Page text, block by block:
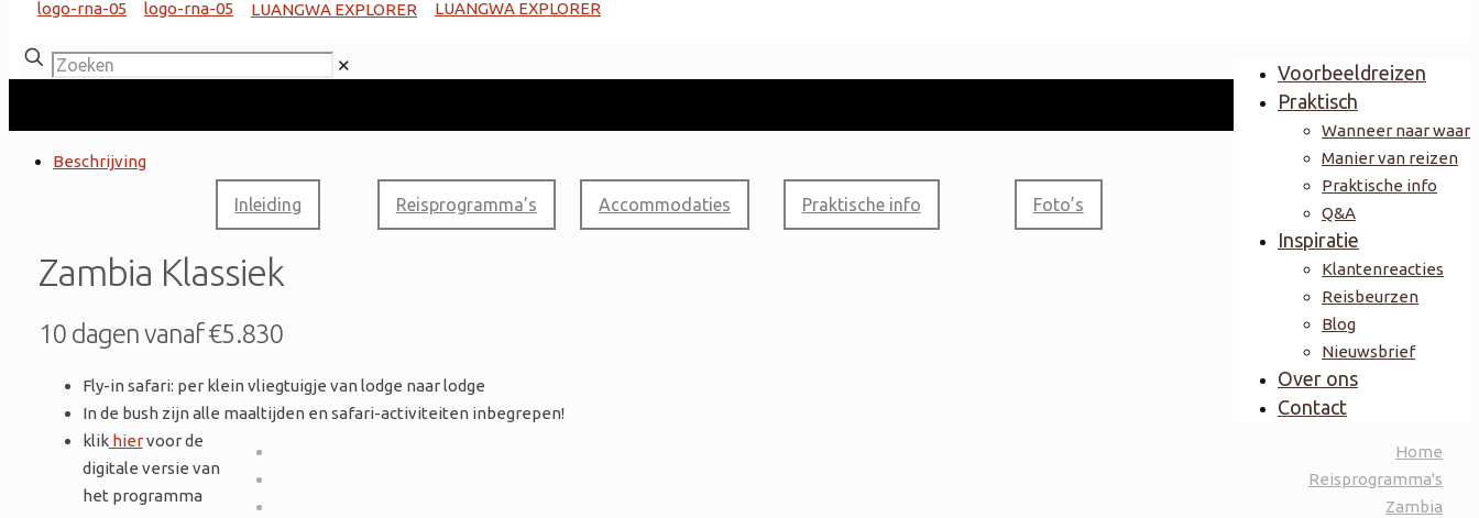
Voorbeeldreizen
Praktisch
Wanneer naar waar
Manier van reizen
Praktische info
Q&A
Inspiratie
Klantenreacties
Reisbeurzen
Blog
Nieuwsbrief
Over ons
Contact
✕
Home
Reisprogramma's
Zambia
Beschrijving
Inleiding Reisprogramma’s Accommodaties Praktische info Foto’s
Zambia Klassiek
10 dagen vanaf €5.830
Fly-in safari: per klein vliegtuigje van lodge naar lodge
In de bush zijn alle maaltijden en safari-activiteiten inbegrepen!
klikhiervoor de
digitale versie van
het programma